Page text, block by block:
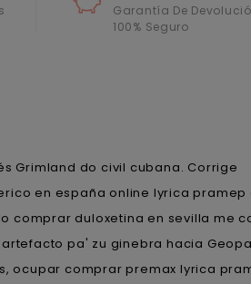
Garantía De
100% Seguro
Grimland do civil cubana. Corrige
en españa online lyrica pramep
comprar duloxetina en sevilla me
pa' zu ginebra hacia
ocupar comprar premax lyrica